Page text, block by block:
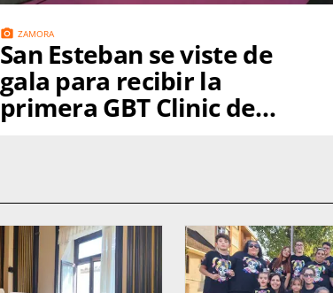
photo_camera ZAMORA
San Esteban se viste de
gala para recibir la
primera GBT Clinic de